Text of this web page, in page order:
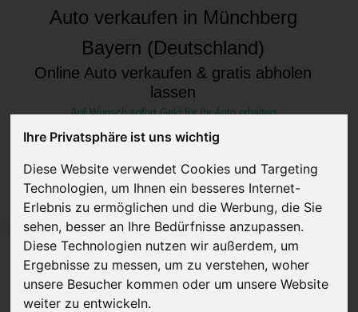
Ihre Privatsphäre ist uns wichtig
Diese Website verwendet Cookies und Targeting
Technologien, um Ihnen ein besseres Internet-
Erlebnis zu ermöglichen und die Werbung, die Sie
sehen, besser an Ihre Bedürfnisse anzupassen.
Diese Technologien nutzen wir außerdem, um
Ergebnisse zu messen, um zu verstehen, woher
unsere Besucher kommen oder um unsere Website
weiter zu entwickeln.
Auto verkaufen in Münchberg
Bayern (Deutschland)
Online Auto verkaufen & gratis abholen
lassen
Auf Wunsch sofort Geld für Ihr Auto erhalten
JETZT KOSTENLOSE BEWERTUNG
Kostenloses Angebotfür den Ankauf Ihres Autos inklusive der
Abholung, auf Wunsch sofort Geld. Ihre Daten werden nicht mit Dritten